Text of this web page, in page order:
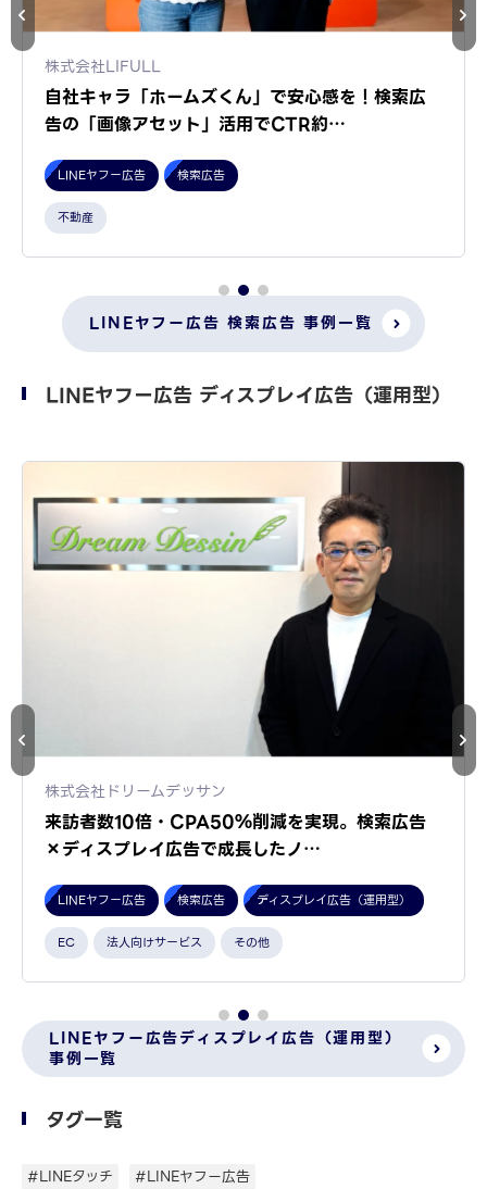
株式会社LIFULL
自社キャラ「ホームズくん」で安心感を！検索広
告の「画像アセット」活用でCTR約…
LINEヤフー広告 検索広告
不動産
LINEヤフー広告 検索広告 事例一覧
LINEヤフー広告 ディスプレイ広告（運用型）
株式会社ドリームデッサン
来訪者数10倍・CPA50％削減を実現。検索広告
×ディスプレイ広告で成長したノ…
LINEヤフー広告 検索広告 ディスプレイ広告（運用型）
EC 法人向けサービス その他
LINEヤフー広告ディスプレイ広告（運用型）
事例一覧
タグ一覧
#LINEタッチ
#LINEヤフー広告